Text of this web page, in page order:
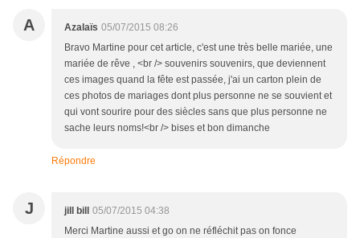
A Azalaïs 05/07/2015 08:26
Bravo Martine pour cet article, c'est une très belle mariée, une
mariée de rêve , <br /> souvenirs souvenirs, que deviennent
ces images quand la fête est passée, j'ai un carton plein de
ces photos de mariages dont plus personne ne se souvient et
qui vont sourire pour des siècles sans que plus personne ne
sache leurs noms!<br /> bises et bon dimanche
Répondre
J jill bill
05/07/2015 04:38
Merci Martine aussi et go on ne réfléchit pas on fonce